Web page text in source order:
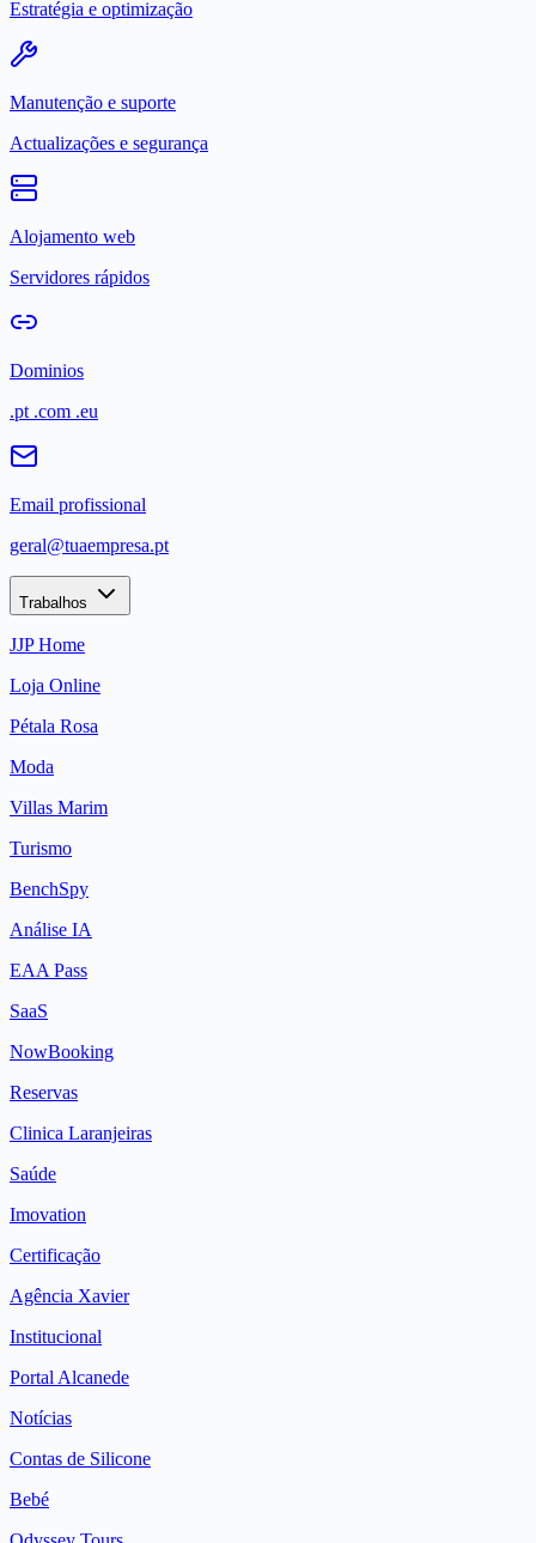
Estratégia e optimização
Manutenção e suporte
Actualizações e segurança
Alojamento web
Servidores rápidos
Dominios
.pt .com .eu
Email profissional
geral@tuaempresa.pt
Trabalhos
JJP Home
Loja Online
Pétala Rosa
Moda
Villas Marim
Turismo
BenchSpy
Análise IA
EAA Pass
SaaS
NowBooking
Reservas
Clinica Laranjeiras
Saúde
Imovation
Certificação
Agência Xavier
Institucional
Portal Alcanede
Notícias
Contas de Silicone
Bebé